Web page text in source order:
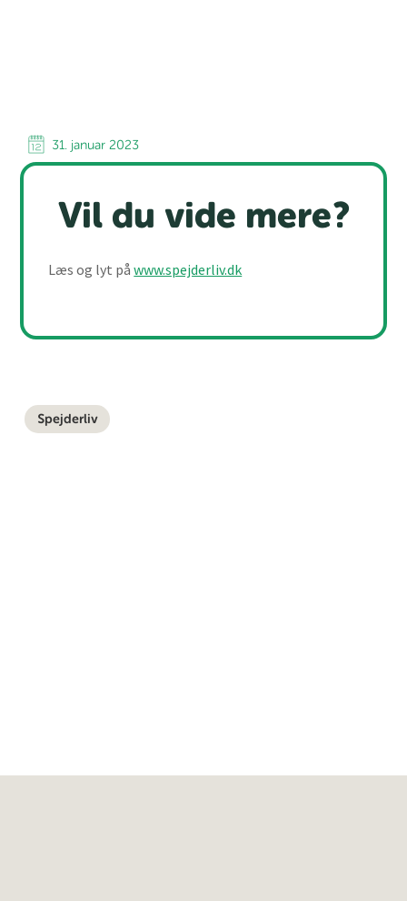
31. januar 2023
Vil du vide mere?
Læs og lyt påwww.spejderliv.dk
Spejderliv